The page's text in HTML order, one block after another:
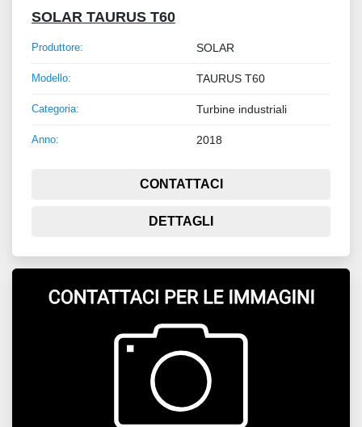
SOLAR TAURUS T60
Produttore: SOLAR
Modello: TAURUS T60
Categoria: Turbine industriali
Anno: 2018
CONTATTACI
DETTAGLI